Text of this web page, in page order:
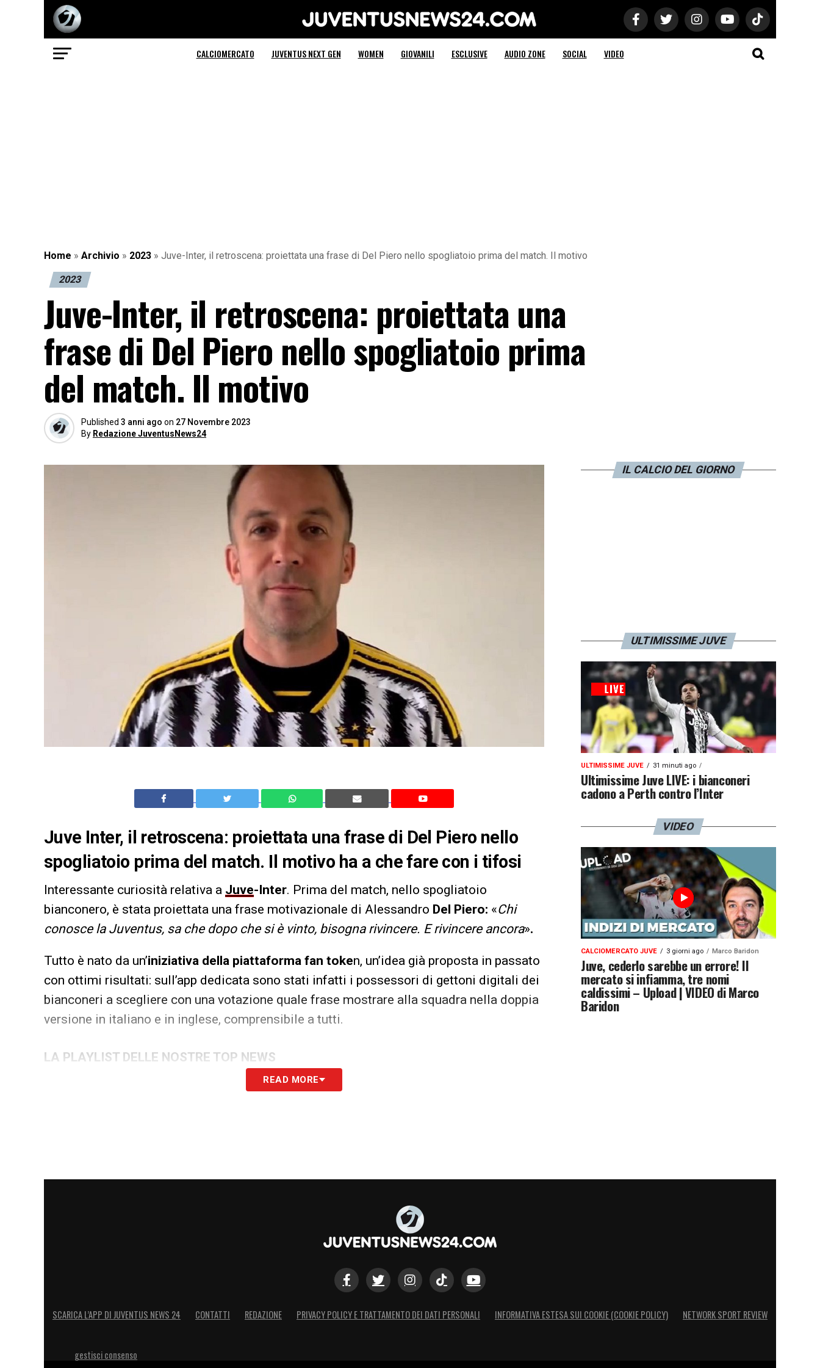
Juventus News 24
CALCIOMERCATO JUVENTUS NEXT GEN WOMEN GIOVANILI ESCLUSIVE AUDIO ZONE SOCIAL VIDEO
Home » Archivio » 2023 » Juve-Inter, il retroscena: proiettata una frase di Del Piero nello spogliatoio prima del match. Il motivo
2023
Juve-Inter, il retroscena: proiettata una
frase di Del Piero nello spogliatoio prima
del match. Il motivo
Published 3 anni ago on 27 Novembre 2023
By Redazione JuventusNews24
Juve Inter, il retroscena: proiettata una frase di Del Piero nello
spogliatoio prima del match. Il motivo ha a che fare con i tifosi
Interessante curiosità relativa a Juve-Inter. Prima del match, nello spogliatoio
bianconero, è stata proiettata una frase motivazionale di Alessandro Del Piero: «Chi
conosce la Juventus, sa che dopo che si è vinto, bisogna rivincere. E rivincere ancora».
Tutto è nato da un’iniziativa della piattaforma fan token, un’idea già proposta in passato
con ottimi risultati: sull’app dedicata sono stati infatti i possessori di gettoni digitali dei
bianconeri a scegliere con una votazione quale frase mostrare alla squadra nella doppia
versione in italiano e in inglese, comprensibile a tutti.
LA PLAYLIST DELLE NOSTRE TOP NEWS
READ MORE
IL CALCIO DEL GIORNO
ULTIMISSIME JUVE
ULTIMISSIME JUVE 31 minuti ago
Ultimissime Juve LIVE: i bianconeri
cadono a Perth contro l’Inter
VIDEO
CALCIOMERCATO JUVE 3 giorni ago Marco Baridon
Juve, cederlo sarebbe un errore! Il
mercato si infiamma, tre nomi
caldissimi – Upload | VIDEO di Marco
Baridon
SCARICA L’APP DI JUVENTUS NEWS 24 CONTATTI REDAZIONE PRIVACY POLICY E TRATTAMENTO DEI DATI PERSONALI INFORMATIVA ESTESA SUI COOKIE (COOKIE POLICY) NETWORK SPORT REVIEW
gestisci consenso